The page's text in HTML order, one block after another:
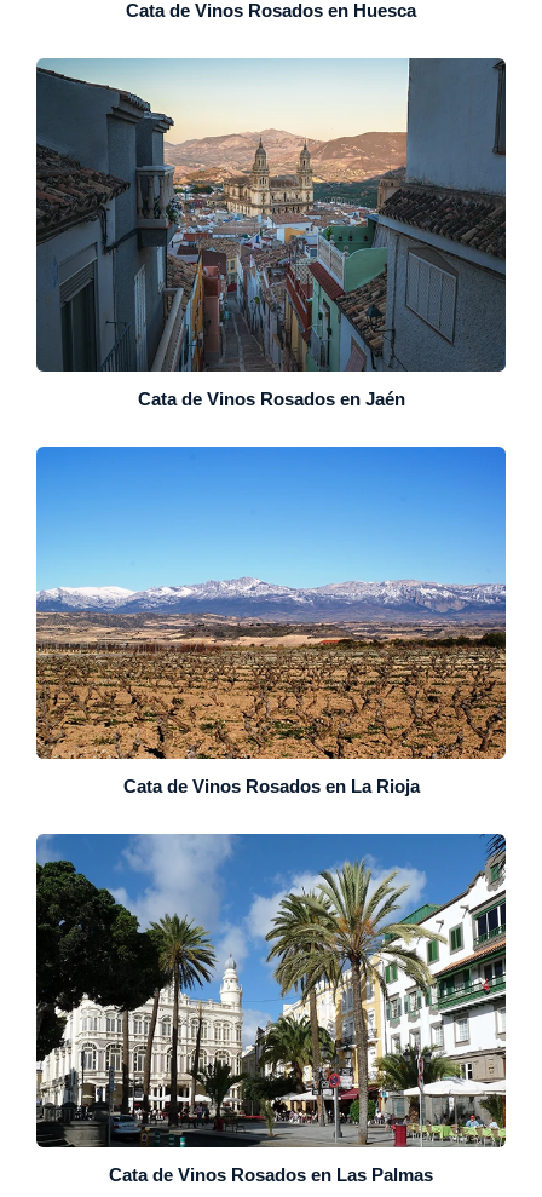
Cata de Vinos Rosados en Huesca
Cata de Vinos Rosados en Jaén
Cata de Vinos Rosados en La Rioja
Cata de Vinos Rosados en Las Palmas